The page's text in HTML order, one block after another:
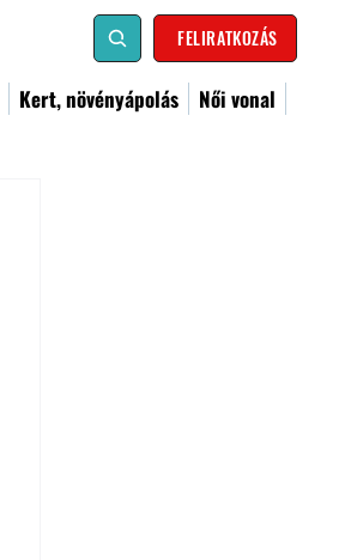
FELIRATKOZÁS
Kert, növényápolás
Női vonal